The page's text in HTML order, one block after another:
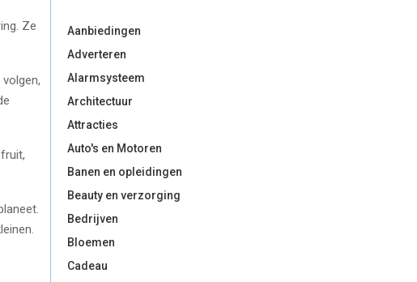
Ze
Aanbiedingen
Adverteren
Alarmsysteem
Architectuur
Attracties
Auto's en Motoren
Banen en opleidingen
Beauty en verzorging
Bedrijven
Bloemen
Cadeau